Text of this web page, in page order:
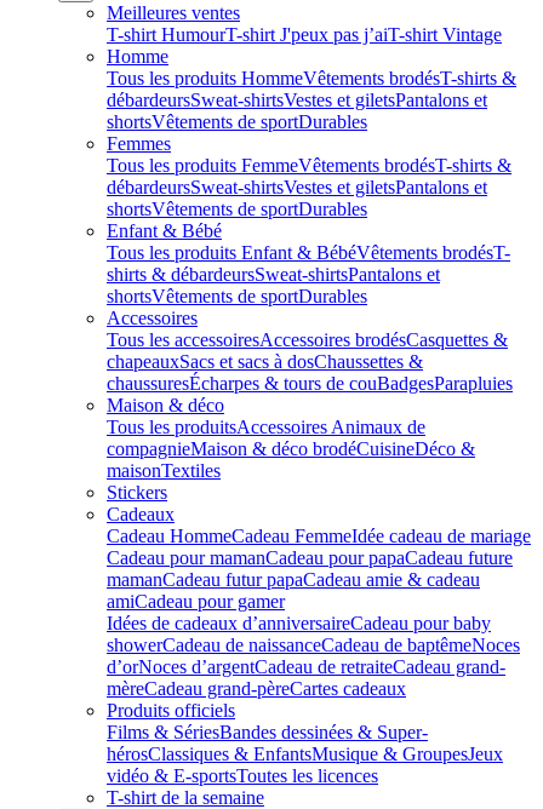
Meilleures ventes
T-shirt HumourT-shirt J'peux pas j’aiT-shirt Vintage
Homme
Tous les produits HommeVêtements brodésT-shirts &
débardeursSweat-shirtsVestes et giletsPantalons et
shortsVêtements de sportDurables
Femmes
Tous les produits FemmeVêtements brodésT-shirts &
débardeursSweat-shirtsVestes et giletsPantalons et
shortsVêtements de sportDurables
Enfant & Bébé
Tous les produits Enfant & BébéVêtements brodésT-
shirts & débardeursSweat-shirtsPantalons et
shortsVêtements de sportDurables
Accessoires
Tous les accessoiresAccessoires brodésCasquettes &
chapeauxSacs et sacs à dosChaussettes &
chaussuresÉcharpes & tours de couBadgesParapluies
Maison & déco
Tous les produitsAccessoires Animaux de
compagnieMaison & déco brodéCuisineDéco &
maisonTextiles
Stickers
Cadeaux
Cadeau HommeCadeau FemmeIdée cadeau de mariage​
Cadeau pour mamanCadeau pour papaCadeau future
mamanCadeau futur papaCadeau amie & cadeau
amiCadeau pour gamer
Idées de cadeaux d’anniversaireCadeau pour baby
showerCadeau de naissanceCadeau de baptêmeNoces
d’orNoces d’argentCadeau de retraiteCadeau grand-
mèreCadeau grand-pèreCartes cadeaux
Produits officiels
Films & SériesBandes dessinées & Super-
hérosClassiques & EnfantsMusique & GroupesJeux
vidéo & E-sportsToutes les licences
T-shirt de la semaine